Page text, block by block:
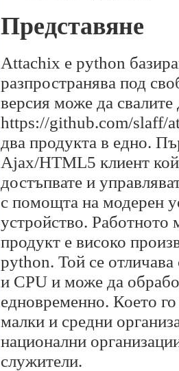
Представяне
Attachix е python
разпространява под
версия може да
https://github.com/slaff/
два продукта в едно.
Ajax/HTML5 клиент
достъпвате и
с помощта на модерен
устройство.
продукт е високо
python. Той се
и CPU и може да
едновременно. Което
малки и средни
национални
служители.